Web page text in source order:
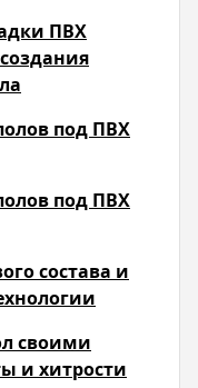
ПВХ
под ПВХ
под ПВХ
состава и
своими
и хитрости